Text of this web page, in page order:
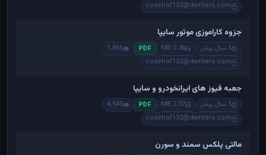
cosehof132@dwriters.com
جزوه کاراموزی موتور سایپا
1 سال پیش 0.36 MB
PDF
1,866
cosehof132@dwriters.com
جعبه فیوز های ایرانخودرو و سایپا
1 سال پیش 2.07 MB
PDF
4,545
cosehof132@dwriters.com
مالتی پلکس سمند و سورن